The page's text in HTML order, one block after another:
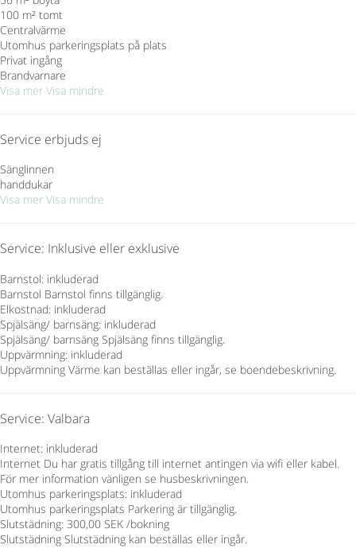
100 m² tomt
Centralvärme
Utomhus parkeringsplats på plats
Privat ingång
Brandvarnare
Visa mer Visa mindre
Service erbjuds ej
Sänglinnen
handdukar
Visa mer Visa mindre
Service: Inklusive eller exklusive
Barnstol: inkluderad
Barnstol Barnstol finns tillgänglig.
Elkostnad: inkluderad
Spjälsäng/ barnsäng: inkluderad
Spjälsäng/ barnsäng Spjälsäng finns tillgänglig.
Uppvärmning: inkluderad
Uppvärmning Värme kan beställas eller ingår, se boendebeskrivning.
Service: Valbara
Internet: inkluderad
Internet Du har gratis tillgång till internet antingen via wifi eller kabel.
För mer information vänligen se husbeskrivningen.
Utomhus parkeringsplats: inkluderad
Utomhus parkeringsplats Parkering är tillgänglig.
Slutstädning: 300,00 SEK /bokning
Slutstädning Slutstädning kan beställas eller ingår.